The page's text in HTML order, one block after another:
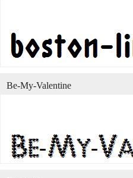
Be-My-Valentine